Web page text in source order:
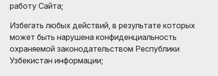
работу Сайта;
Избегать любых действий, в результате которых
может быть нарушена конфиденциальность
охраняемой законодательством Республики
Узбекистан информации;